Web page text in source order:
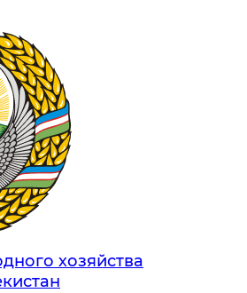
хозяйства